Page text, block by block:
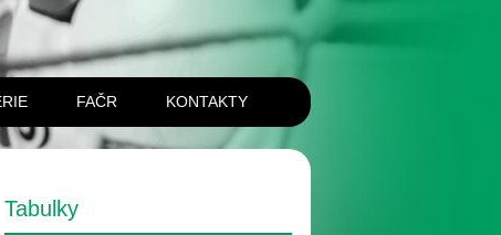
FAČR KONTAKTY
Tabulky